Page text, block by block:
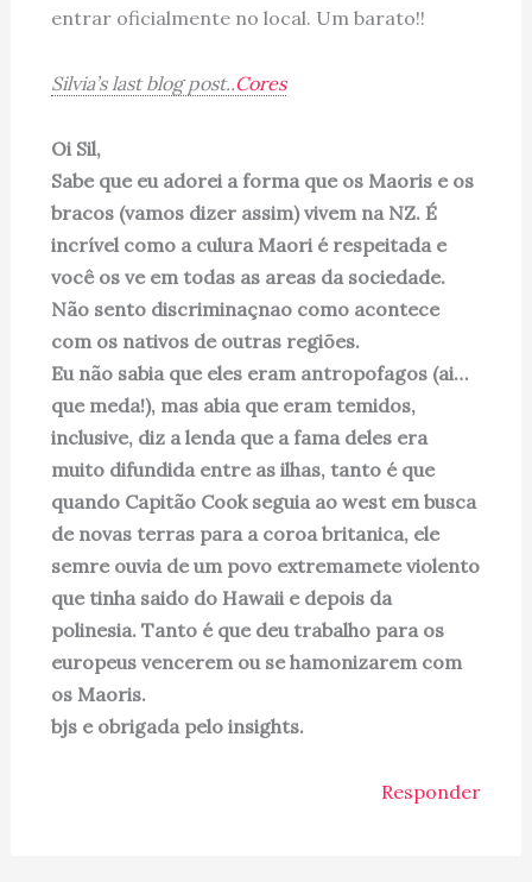
entrar oficialmente no local. Um barato!!
Silvia’s last blog post..Cores
Oi Sil,
Sabe que eu adorei a forma que os Maoris e os
bracos (vamos dizer assim) vivem na NZ. É
incrível como a culura Maori é respeitada e
você os ve em todas as areas da sociedade.
Não sento discriminaçnao como acontece
com os nativos de outras regiões.
Eu não sabia que eles eram antropofagos (ai…
que meda!), mas abia que eram temidos,
inclusive, diz a lenda que a fama deles era
muito difundida entre as ilhas, tanto é que
quando Capitão Cook seguia ao west em busca
de novas terras para a coroa britanica, ele
semre ouvia de um povo extremamete violento
que tinha saido do Hawaii e depois da
polinesia. Tanto é que deu trabalho para os
europeus vencerem ou se hamonizarem com
os Maoris.
bjs e obrigada pelo insights.
Responder